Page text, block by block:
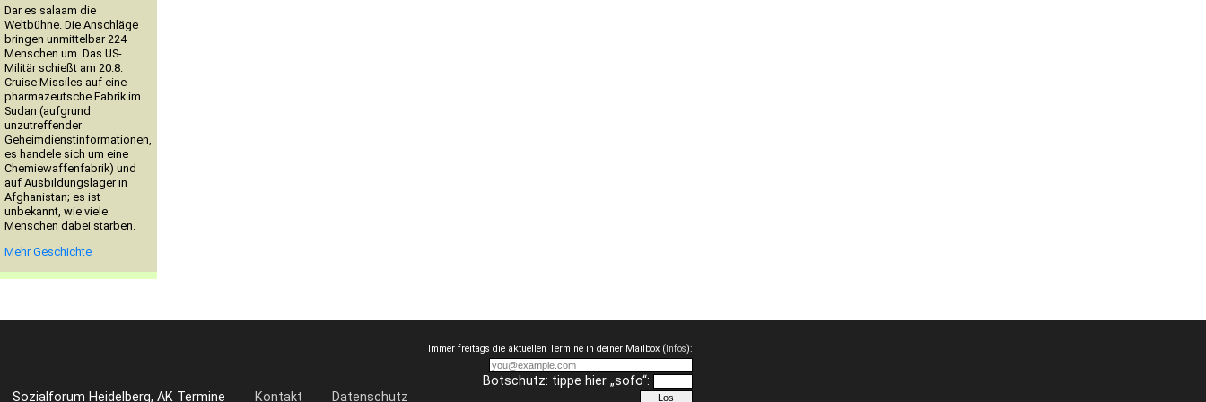
Dar es salaam die
Weltbühne. Die Anschläge
bringen unmittelbar 224
Menschen um. Das US-
Militär schießt am 20.8.
Cruise Missiles auf eine
pharmazeutsche Fabrik im
Sudan (aufgrund
unzutreffender
Geheimdienstinformationen,
es handele sich um eine
Chemiewaffenfabrik) und
auf Ausbildungslager in
Afghanistan; es ist
unbekannt, wie viele
Menschen dabei starben.
Mehr Geschichte
Sozialforum Heidelberg, AK Termine Kontakt Datenschutz
Immer freitags die aktuellen Termine in deiner Mailbox (Infos):
Botschutz: tippe hier „sofo“: